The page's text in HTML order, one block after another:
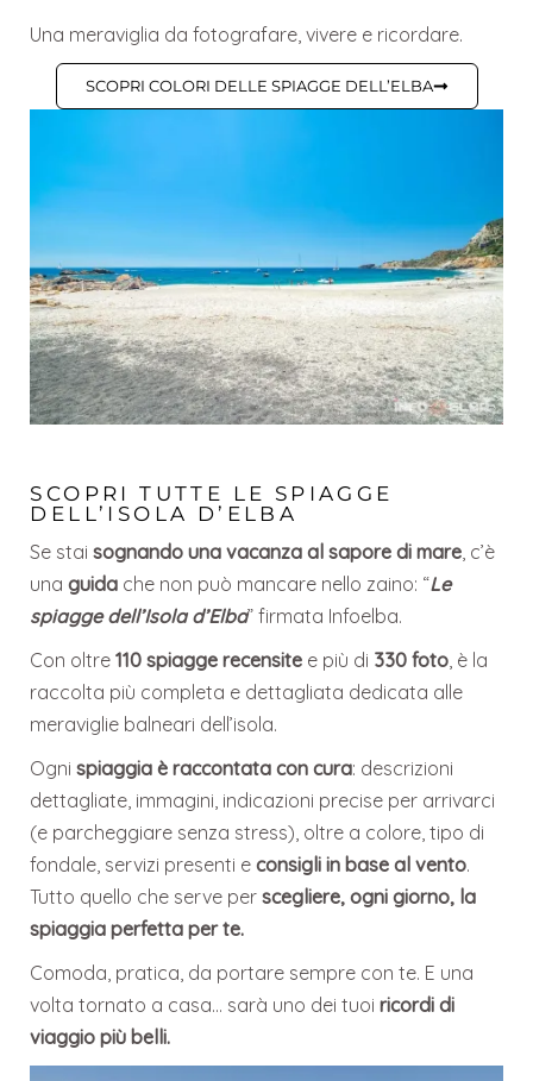
Una meraviglia da fotografare, vivere e ricordare.
SCOPRI COLORI DELLE SPIAGGE DELL’ELBA
SCOPRI TUTTE LE SPIAGGE
DELL’ISOLA D’ELBA
Se staisognando una vacanza al sapore di mare , c’è
unaguida che non può mancare nello zaino: “Le
spiagge dell’Isola d’Elba” firmata Infoelba.
Con oltre110 spiagge recensite e più di 330 foto , è la
raccolta più completa e dettagliata dedicata alle
meraviglie balneari dell’isola.
Ognispiaggia è raccontata con cura: descrizioni
dettagliate, immagini, indicazioni precise per arrivarci
(e parcheggiare senza stress), oltre a colore, tipo di
fondale, servizi presenti econsigli in base al vento.
Tutto quello che serve perscegliere, ogni giorno, la
spiaggia perfetta per te.
Comoda, pratica, da portare sempre con te. E una
volta tornato a casa… sarà uno dei tuoiricordi di
viaggio più belli.